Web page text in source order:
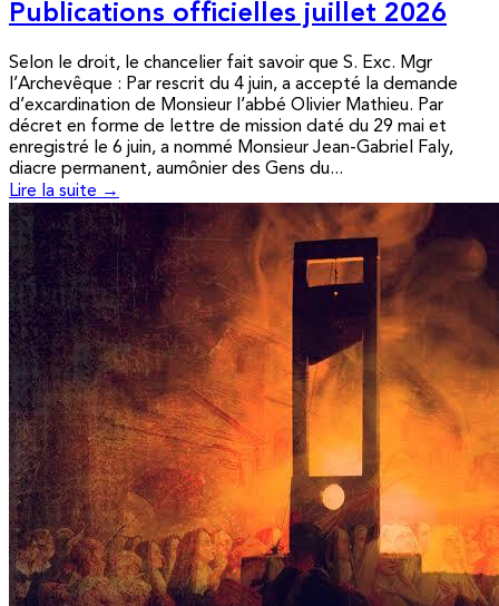
Publications officielles juillet 2026
Selon le droit, le chancelier fait savoir que S. Exc. Mgr
l’Archevêque : Par rescrit du 4 juin, a accepté la demande
d’excardination de Monsieur l’abbé Olivier Mathieu. Par
décret en forme de lettre de mission daté du 29 mai et
enregistré le 6 juin, a nommé Monsieur Jean-Gabriel Faly,
diacre permanent, aumônier des Gens du...
Lire la suite →